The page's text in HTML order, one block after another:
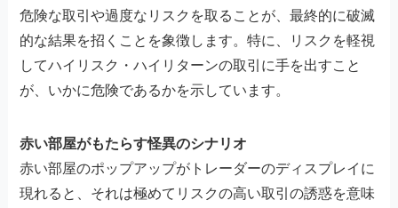
危険な取引や過度なリスクを取ることが、最終的に破滅
的な結果を招くことを象徴します。特に、リスクを軽視
してハイリスク・ハイリターンの取引に手を出すこと
が、いかに危険であるかを示しています。
赤い部屋がもたらす怪異のシナリオ
赤い部屋のポップアップがトレーダーのディスプレイに
現れると、それは極めてリスクの高い取引の誘惑を意味